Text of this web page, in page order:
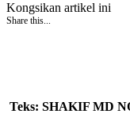
Kongsikan artikel ini
Share this...
Teks: SHAKIF MD